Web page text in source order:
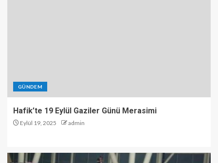
GÜNDEM
Hafik’te 19 Eylül Gaziler Günü Merasimi
Eylül 19, 2025 admin